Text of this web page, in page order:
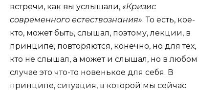
встречи, как вы услышали, «Кризис
современного естествознания». То есть, кое-
кто, может быть, слышал, поэтому, лекции, в
принципе, повторяются, конечно, но для тех,
кто не слышал, а может и слышал, но в любом
случае это что-то новенькое для себя. В
принципе, ситуация, в которой мы сейчас